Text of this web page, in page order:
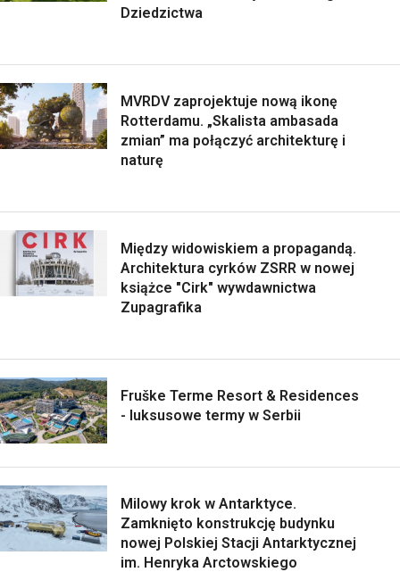
Dziedzictwa
MVRDV zaprojektuje nową ikonę
Rotterdamu. „Skalista ambasada
zmian” ma połączyć architekturę i
naturę
Między widowiskiem a propagandą.
Architektura cyrków ZSRR w nowej
książce "Cirk" wywdawnictwa
Zupagrafika
Fruške Terme Resort & Residences
- luksusowe termy w Serbii
Milowy krok w Antarktyce.
Zamknięto konstrukcję budynku
nowej Polskiej Stacji Antarktycznej
im. Henryka Arctowskiego